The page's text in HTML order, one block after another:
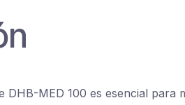
DHB-MED 100 es esencial para